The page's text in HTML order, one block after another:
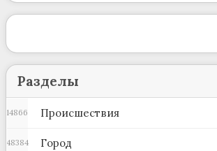
Разделы
Происшествия
14866
Город
48384